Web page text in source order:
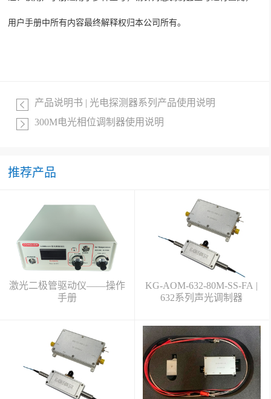
用户手册中所有内容最终解释权归本公司所有。
产品说明书 | 光电探测器系列产品使用说明
300M电光相位调制器使用说明
推荐产品
激光二极管驱动仪——操作
手册
KG-AOM-632-80M-SS-FA |
632系列声光调制器